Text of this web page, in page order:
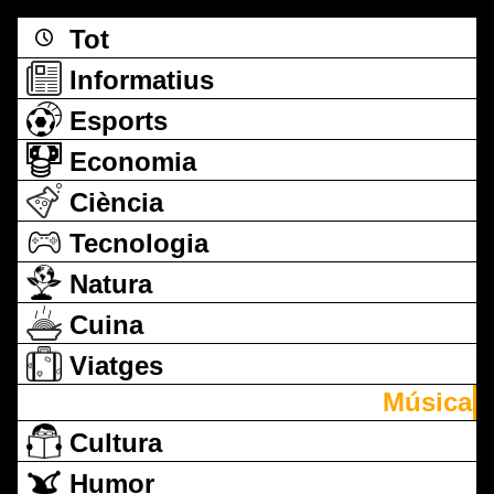
Tot
Informatius
Esports
Economia
Ciència
Tecnologia
Natura
Cuina
Viatges
Música
Cultura
Humor